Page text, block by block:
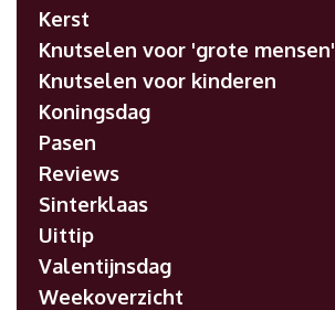
Kerst
Knutselen voor 'grote mensen'
Knutselen voor kinderen
Koningsdag
Pasen
Reviews
Sinterklaas
Uittip
Valentijnsdag
Weekoverzicht